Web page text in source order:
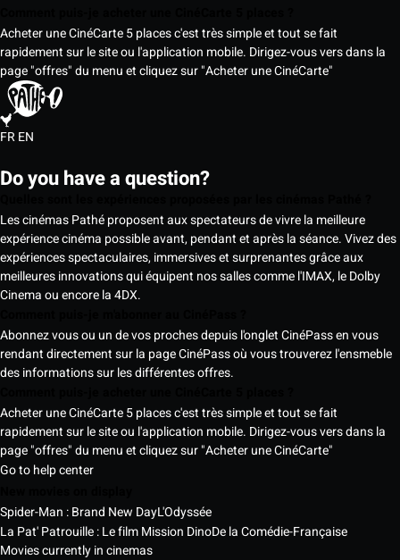
Acheter une CinéCarte 5 places c'est très simple et tout se fait
rapidement sur le site ou l'application mobile. Dirigez-vous vers dans la
page "offres" du menu et cliquez sur "Acheter une CinéCarte"
FREN
Do you have a question?
Les cinémas Pathé proposent aux spectateurs de vivre la meilleure
expérience cinéma possible avant, pendant et après la séance. Vivez des
expériences spectaculaires, immersives et surprenantes grâce aux
meilleures innovations qui équipent nos salles comme l'IMAX, le Dolby
Cinema ou encore la 4DX.
Abonnez vous ou un de vos proches depuis l'onglet CinéPass en vous
rendant directement sur la page CinéPass où vous trouverez l'ensmeble
des informations sur les différentes offres.
Acheter une CinéCarte 5 places c'est très simple et tout se fait
rapidement sur le site ou l'application mobile. Dirigez-vous vers dans la
page "offres" du menu et cliquez sur "Acheter une CinéCarte"
Go to help center
Spider-Man : Brand New DayL'Odyssée
La Pat' Patrouille : Le film Mission DinoDe la Comédie-Française
Movies currently in cinemas